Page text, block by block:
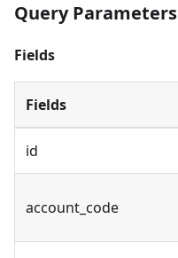
Query Parameters
Fields
Fields
id
account_code